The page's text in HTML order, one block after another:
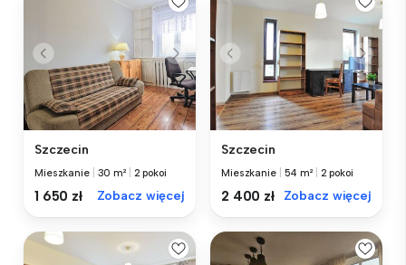
Szczecin
Mieszkanie 30 m² 2 pokoi
1 650 zł Zobacz więcej
Szczecin
Mieszkanie 54 m² 2 pokoi
2 400 zł Zobacz więcej